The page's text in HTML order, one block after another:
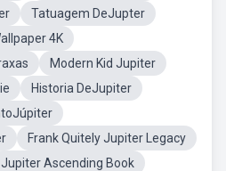
Tatuagem DeJupter
4K
Modern Kid Jupiter
Historia DeJupiter
Frank Quitely Jupiter Legacy
Jupiter Ascending Book